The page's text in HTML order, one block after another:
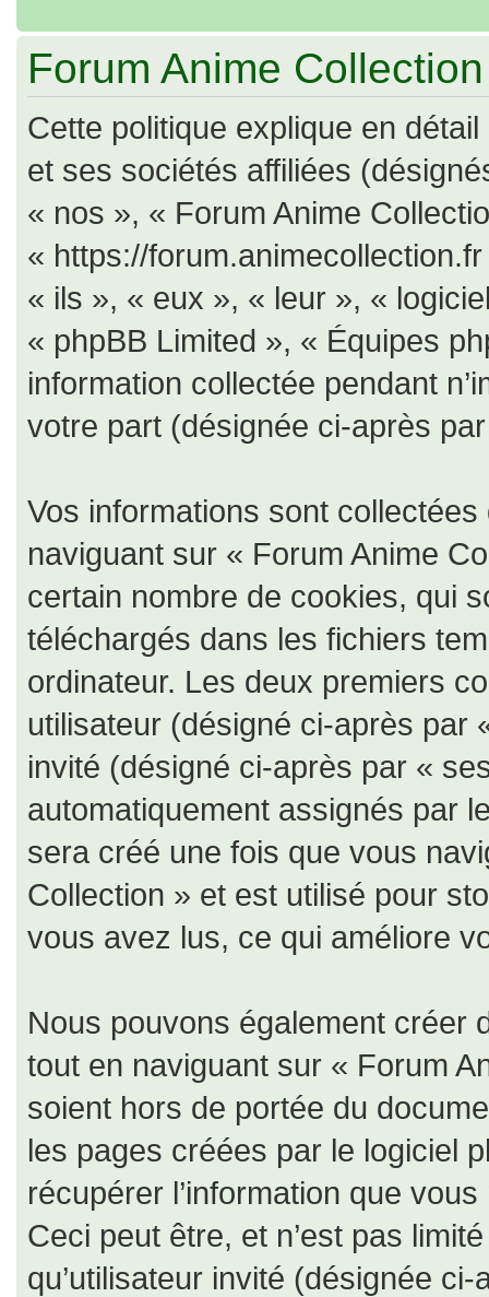
Forum Anime
Cette politique explique en
et ses sociétés affiliées
« nos », « Forum Anime
« https://
« ils », « eux », « leur », «
« phpBB Limited », « Équipes
information collectée pendant
votre part (désignée ci-après
Vos informations sont
naviguant sur « Forum Anime
certain nombre de cookies, qui
téléchargés dans les fichiers
ordinateur. Les deux premiers
utilisateur (désigné ci-après par
invité (désigné ci-après par «
automatiquement assignés par
sera créé une fois que vous
Collection » et est utilisé pour
vous avez lus, ce qui améliore
Nous pouvons également créer
tout en naviguant sur « Forum
soient hors de portée du
les pages créées par le logiciel
récupérer l’information que
Ceci peut être, et n’est pas
qu’utilisateur invité (désignée